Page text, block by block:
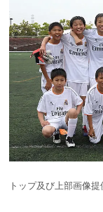
トップ及び上部画像提